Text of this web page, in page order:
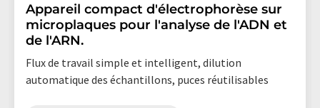
Appareil compact d'électrophorèse sur
microplaques pour l'analyse de l'ADN et
de l'ARN.
Flux de travail simple et intelligent, dilution
automatique des échantillons, puces réutilisables